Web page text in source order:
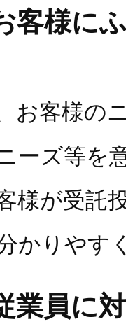
客様に
お客様の
ーズ等を
様が受託
かりやす
業員に